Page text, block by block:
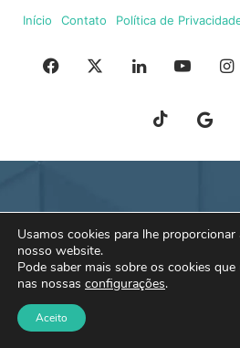
Início
Contato Política de
Facebook Linkedin
TikTok
Usamos cookies para lhe
nosso website.
Pode saber mais sobre os cookies
nas nossas configurações.
Aceito